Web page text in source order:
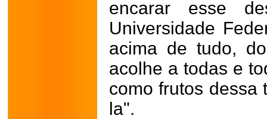
encarar esse
Universidade
acima de tudo,
acolhe a todas e
como frutos dessa
la".